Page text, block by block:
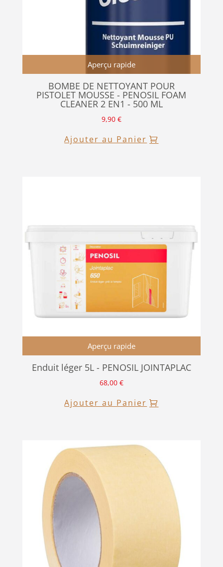
Aperçu rapide
BOMBE DE NETTOYANT POUR
PISTOLET MOUSSE - PENOSIL FOAM
CLEANER 2 EN1 - 500 ML
9,90 €
Ajouter au Panier
Aperçu rapide
Enduit léger 5L - PENOSIL JOINTAPLAC
68,00 €
Ajouter au Panier